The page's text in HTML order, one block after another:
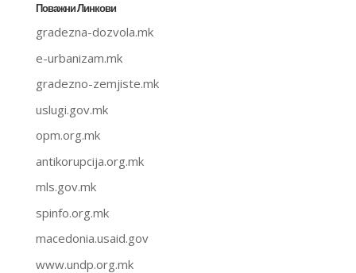
Поважни Линкови
gradezna-dozvola.mk
e-urbanizam.mk
gradezno-zemjiste.mk
uslugi.gov.mk
opm.org.mk
antikorupcija.org.mk
mls.gov.mk
spinfo.org.mk
macedonia.usaid.gov
www.undp.org.mk